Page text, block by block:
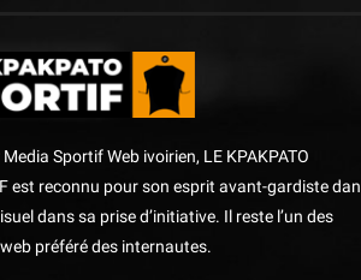
Sportif Web ivoirien, LE KPAKPATO
est reconnu pour son esprit avant-gardiste
dans sa prise d’initiative. Il reste l’un des
préféré des internautes.